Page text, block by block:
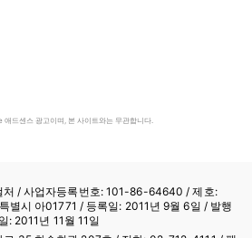
애드센스 광고이며, 본 사이트와는 무관합니다.
처 /사업자등록번호: 101-86-64640 / 제호:
별시 아01771 / 등록일: 2011년 9월 6일 / 발행
일: 2011년 11월 11일